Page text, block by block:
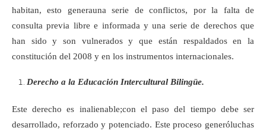
habitan, esto generauna serie de conflictos, por la falta de
consulta previa libre e informada y una serie de derechos que
han sido y son vulnerados y que están respaldados en la
constitución del 2008 y en los instrumentos internacionales.
Derecho a la Educación Intercultural Bilingüe.
Este derecho es inalienable;con el paso del tiempo debe ser
desarrollado, reforzado y potenciado. Este proceso generóluchas